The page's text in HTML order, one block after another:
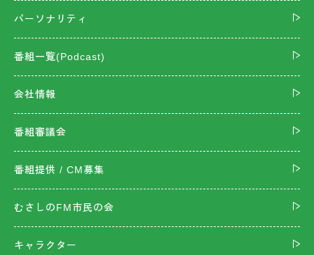
パーソナリティ
番組一覧(Podcast)
会社情報
番組審議会
番組提供 / CM募集
むさしのFM市民の会
キャラクター